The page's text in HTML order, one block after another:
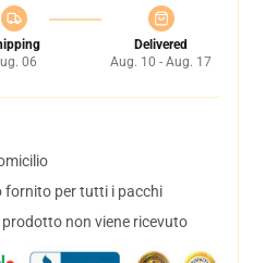
06
Delivered
Aug. 10 - Aug. 17
fornito per tutti i pacchi
non viene ricevuto